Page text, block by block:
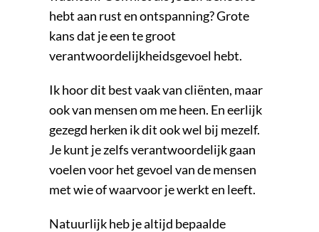
hebt aan rust en ontspanning? Grote
kans dat je een te groot
verantwoordelijkheidsgevoel hebt.
Ik hoor dit best vaak van cliënten, maar
ook van mensen om me heen. En eerlijk
gezegd herken ik dit ook wel bij mezelf.
Je kunt je zelfs verantwoordelijk gaan
voelen voor het gevoel van de mensen
met wie of waarvoor je werkt en leeft.
Natuurlijk heb je altijd bepaalde